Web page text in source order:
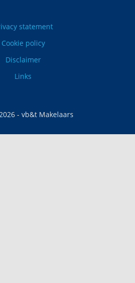
statement
Cookie policy
Disclaimer
Links
2026 - vb&t Makelaars